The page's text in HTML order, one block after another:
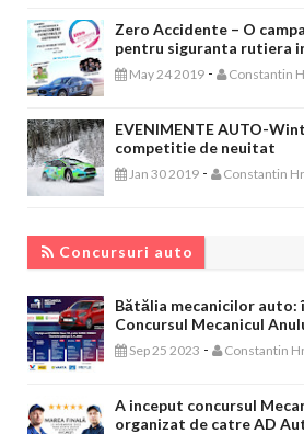
Zero Accidente – O
pentru siguranta rutiera
May 24 2019 - Constantin
EVENIMENTE AUTO-
competitie de neuitat
Jan 30 2019 - Constantin
Concursuri auto
Bătălia mecanicilor auto:
Concursul Mecanicul
Sep 25 2023 - Constantin
A inceput concursul
organizat de catre AD